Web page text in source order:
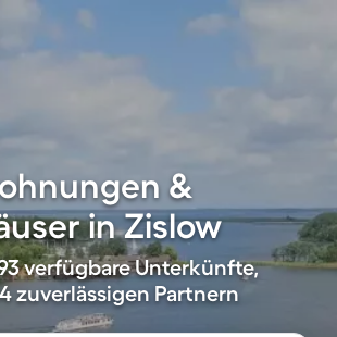
&
in Zislow
verfügbare Unterkünfte,
zuverlässigen Partnern